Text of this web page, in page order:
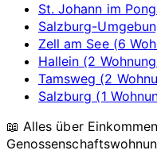
St. Johann im
Salzburg-
Zell am See (6
Hallein (2
Tamsweg (2
Salzburg (1
📖 Alles über